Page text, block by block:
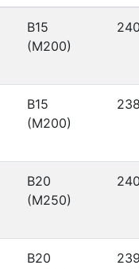
В15
(М200)
В15
(М200)
В20
(М250)
В20